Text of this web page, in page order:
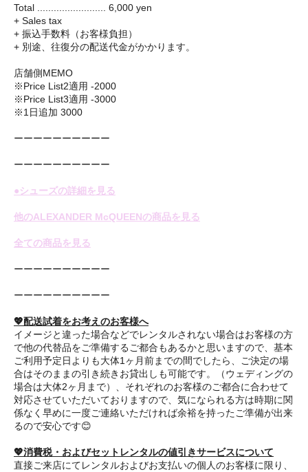
Total ......................... 6,000 yen
+ Sales tax
+ 振込手数料（お客様負担）
+ 別途、往復分の配送代金がかかります。
店舗側MEMO
※Price List2適用 -2000
※Price List3適用 -3000
※1日追加 3000
ーーーーーーーーーー
ーーーーーーーーーー
●シューズの詳細を見る
他のALEXANDER McQUEENの商品を見る
全ての商品を見る
ーーーーーーーーーー
ーーーーーーーーーー
💖配送試着をお考えのお客様へ
イメージと違った場合などでレンタルされない場合はお客様の方
で他の代替品をご準備するご都合もあるかと思いますので、基本
ご利用予定日よりも大体1ヶ月前までの間でしたら、ご決定の場
合はそのままの引き続きお貸出しも可能です。（ウェディングの
場合は大体2ヶ月まで）、それぞれのお客様のご都合に合わせて
対応させていただいておりますので、気になられる方は時期に関
係なく早めに一度ご連絡いただければ余裕を持ったご準備が出来
るので安心です😊
💖消費税・およびセットレンタルの値引きサービスについて
直接ご来店にてレンタルおよびお支払いの個人のお客様に限り、